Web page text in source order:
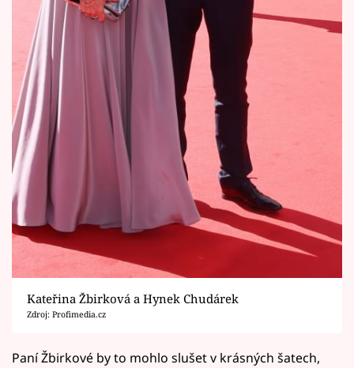
Kateřina Žbirková a Hynek Chudárek
Zdroj: Profimedia.cz
Paní Žbirkové by to mohlo slušet v krásných šatech,